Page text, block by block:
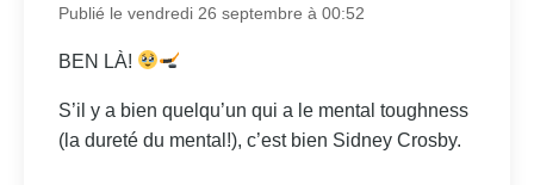
Publié le vendredi 26 septembre à 00:52
BEN LÀ!
S’il y a bien quelqu’un qui a le mental toughness
(la dureté du mental!), c’est bien Sidney Crosby.